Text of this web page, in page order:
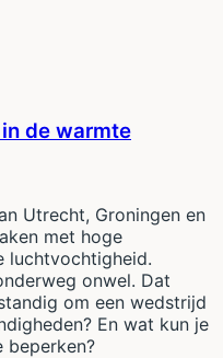
de warmte
Utrecht, Groningen en
met hoge
luchtvochtigheid.
onwel. Dat
om een wedstrijd
En wat kun je
beperken?